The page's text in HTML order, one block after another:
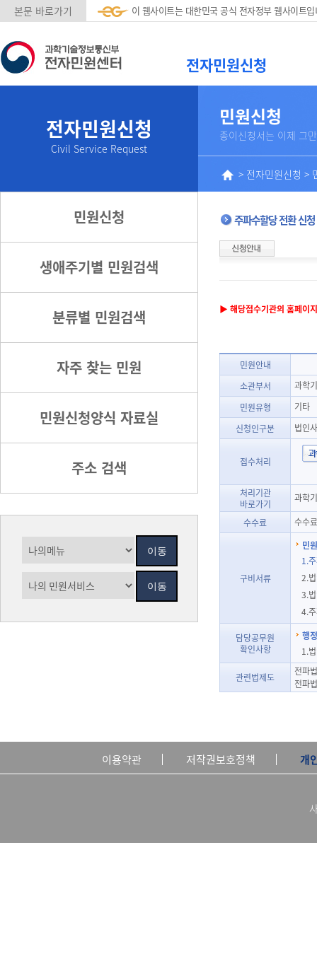
본문 바로가기 이 웹사이트는 대한민국 공식 전자정부 웹사이트
전자민원신청
전자민원신청
Civil Service Request
민원신청
생애주기별 민원검색
분류별 민원검색
자주 찾는 민원
민원신청양식 자료실
주소 검색
민원신청
종이신청서는 이제 그
> 전자민원신청 >
주파수할당 전환 신청
▶ 해당접수기관의 홈페이
민원안내
소관부서
과학
민원유형
기타
신청인구분
법인
접수처리
처리기관
바로가기
과학
수수료 수수
구비서류
민
1.
2.
3.
4.
담당공무원
확인사항
행
1.
관련법제도
전파
전파
이용약관 저작권보호정책 개